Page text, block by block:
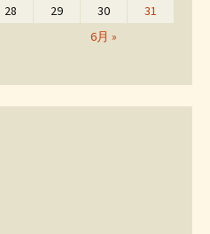
6月 »
28 29 30 31